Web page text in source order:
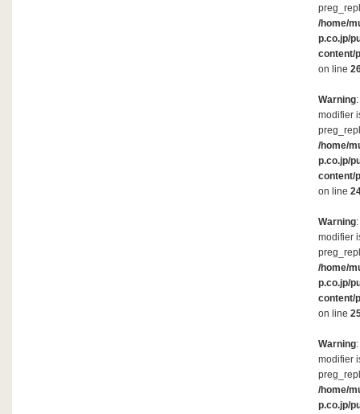
/home/
p.co.jp/
content/
on line
Warning
modifier
/home/
p.co.jp/
content/
on line
Warning
modifier
/home/
p.co.jp/
content/
on line
Warning
modifier
/home/
p.co.jp/